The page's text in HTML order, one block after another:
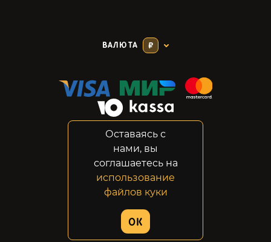
ВАЛЮТА ₽
Конфиденциальность
Возвраты
Правовая информация
© 2014-2026 GabeStore
ADN Digital Studio
Оставаясь с
нами, вы
соглашаетесь на
использование
файлов куки
OK